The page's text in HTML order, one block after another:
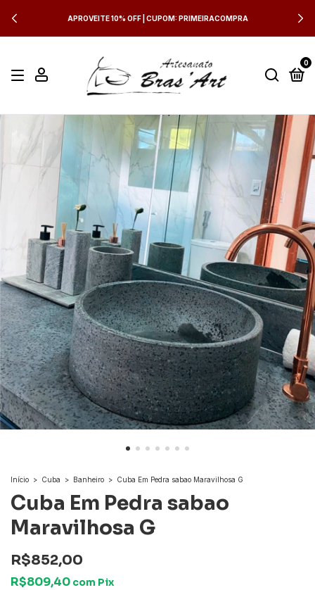
APROVEITE 10% OFF | CUPOM: PRIMEIRACOMPRA
0
Início > Cuba > Banheiro > Cuba Em Pedra sabao Maravilhosa G
Cuba Em Pedra sabao
Maravilhosa G
R$852,00
R$809,40 com Pix